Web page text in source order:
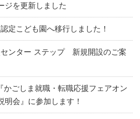
ジを更新しました
定こども園へ移行しました！
ンター ステップ 新規開設のご案
ごしま就職・転職応援フェアオン
明会』に参加します！